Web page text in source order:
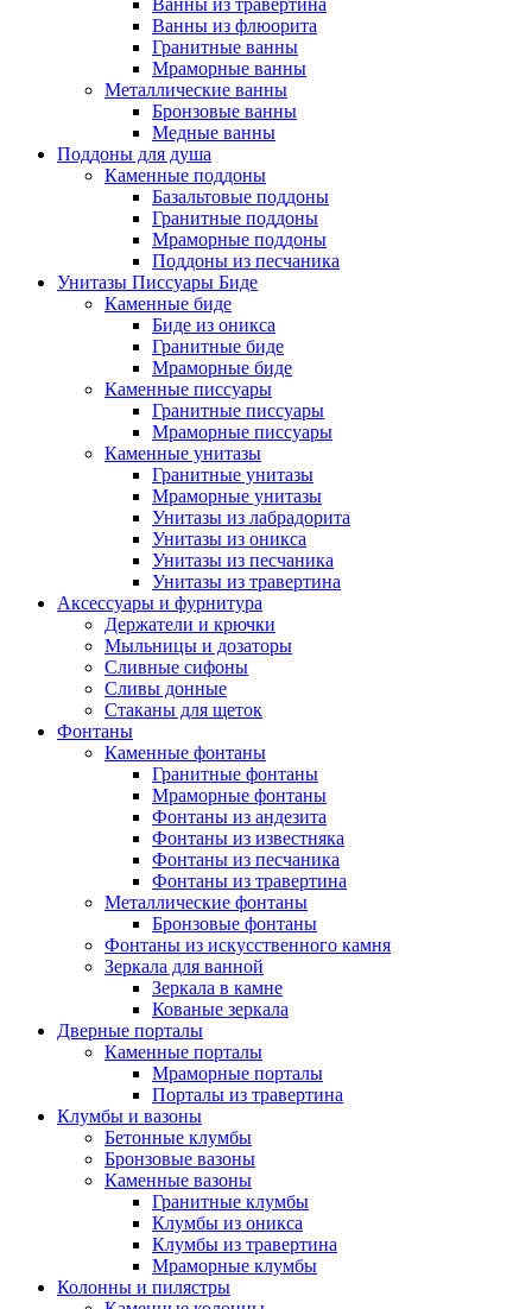
Ванны из травертина
Ванны из флюорита
Гранитные ванны
Мраморные ванны
Металлические ванны
Бронзовые ванны
Медные ванны
Поддоны для душа
Каменные поддоны
Базальтовые поддоны
Гранитные поддоны
Мраморные поддоны
Поддоны из песчаника
Унитазы Писсуары Биде
Каменные биде
Биде из оникса
Гранитные биде
Мраморные биде
Каменные писсуары
Гранитные писсуары
Мраморные писсуары
Каменные унитазы
Гранитные унитазы
Мраморные унитазы
Унитазы из лабрадорита
Унитазы из оникса
Унитазы из песчаника
Унитазы из травертина
Аксессуары и фурнитура
Держатели и крючки
Мыльницы и дозаторы
Сливные сифоны
Сливы донные
Стаканы для щеток
Фонтаны
Каменные фонтаны
Гранитные фонтаны
Мраморные фонтаны
Фонтаны из андезита
Фонтаны из известняка
Фонтаны из песчаника
Фонтаны из травертина
Металлические фонтаны
Бронзовые фонтаны
Фонтаны из искусственного камня
Зеркала для ванной
Зеркала в камне
Кованые зеркала
Дверные порталы
Каменные порталы
Мраморные порталы
Порталы из травертина
Клумбы и вазоны
Бетонные клумбы
Бронзовые вазоны
Каменные вазоны
Гранитные клумбы
Клумбы из оникса
Клумбы из травертина
Мраморные клумбы
Колонны и пилястры